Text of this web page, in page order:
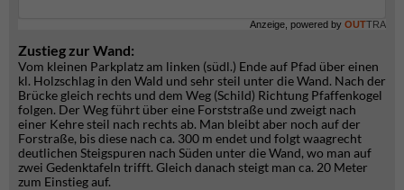
Anzeige, powered by OUTTRA
Zustieg zur Wand:
Vom kleinen Parkplatz am linken (südl.) Ende auf Pfad über einen
kl. Holzschlag in den Wald und sehr steil unter die Wand. Nach der
Brücke gleich rechts und dem Weg (Schild) Richtung Pfaffenkogel
folgen. Der Weg führt über eine Forststraße und zweigt nach
einer Kehre steil nach rechts ab. Man bleibt aber noch auf der
Forstraße, bis diese nach ca. 300 m endet und folgt waagrecht
deutlichen Steigspuren nach Süden unter die Wand, wo man auf
zwei Gedenktafeln trifft. Gleich danach steigt man ca. 20 Meter
zum Einstieg auf.